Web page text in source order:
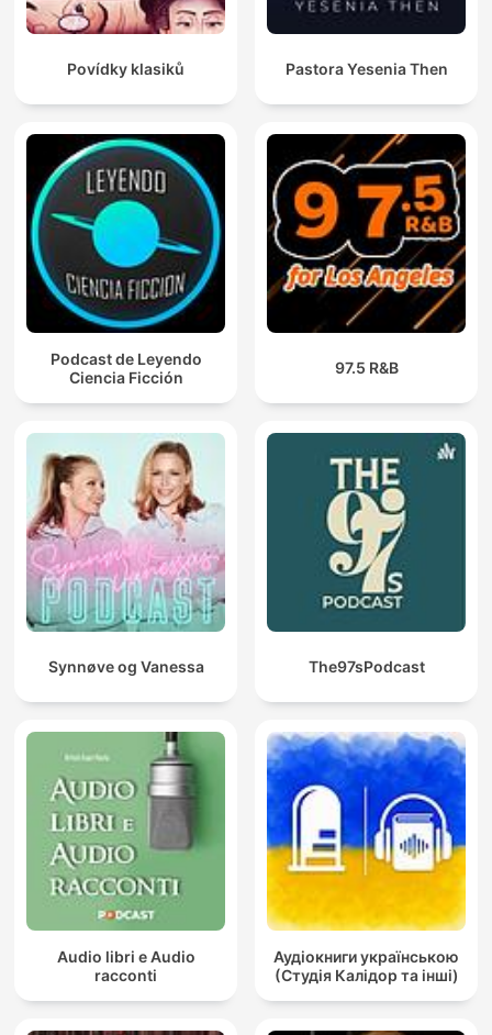
Povídky klasiků Pastora Yesenia Then
Podcast de Leyendo
Ciencia Ficción
97.5 R&B
Synnøve og Vanessa The97sPodcast
Audio libri e Audio
racconti
Аудіокниги українською
(Студія Калідор та інші)